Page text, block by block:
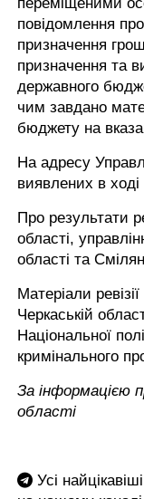
повідомлення
призначення
призначення та
державного
чим завдано
бюджету на
На адресу
виявлених в ході
Про результати
області,
області та
Матеріали
Черкаській
Національної
кримінального
За інформацією
області
Усі